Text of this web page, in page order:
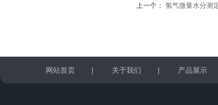
上一个： 氢气微量水分测
网站首页 | 关于我们 | 产品展示